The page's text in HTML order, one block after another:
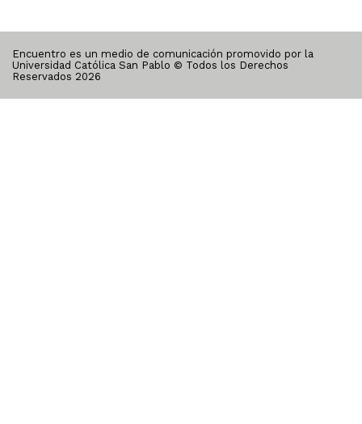
Encuentro es un medio de comunicación promovido por la
Universidad Católica San Pablo © Todos los Derechos
Reservados 2026